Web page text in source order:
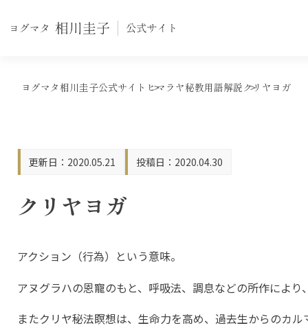
ヨグマタ相川圭子公式サイト ヒマラヤ秘教用語解説クリヤヨガ
2020.05.21 2020.04.30
クリヤヨガ
アクション（行為）という意味。
アヌグラハの恩寵のもと、呼吸法、調息などの所作によ
またクリヤ秘法瞑想は、生命力を高め、過去生からのカ